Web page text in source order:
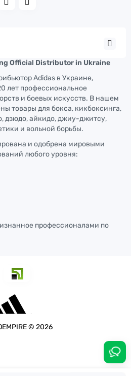
Official Distributor in Ukraine
Adidas в Украине,
лет профессиональное
и боевых искусств. В нашем
товары для бокса, кикбоксинга,
дзюдо, айкидо, джиу-джитсу,
и вольной борьбы.
и одобрена мировыми
любого уровня:
профессионалами по
© 2026